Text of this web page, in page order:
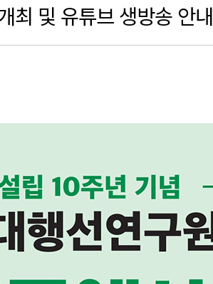
최 및 유튜브 생방송 안내